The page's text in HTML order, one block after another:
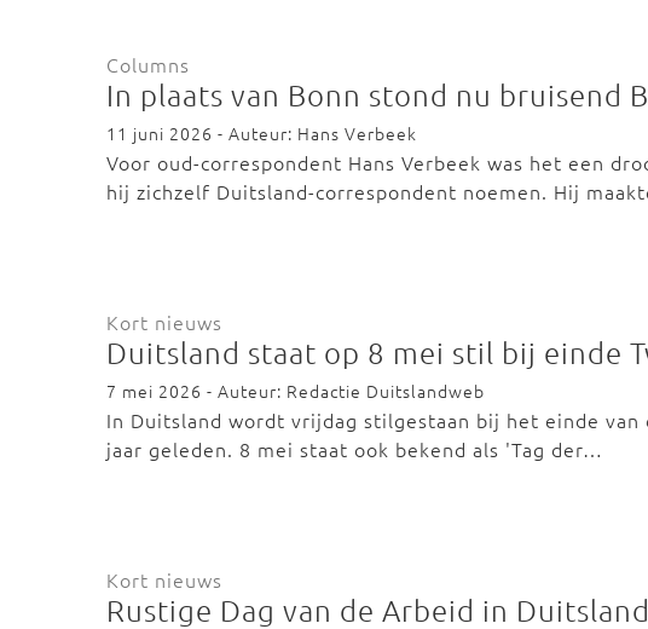
Columns
In plaats van Bonn stond nu bruisend
11 juni 2026 - Auteur: Hans Verbeek
Voor oud-correspondent Hans Verbeek was het een
hij zichzelf Duitsland-correspondent noemen. Hij
Kort nieuws
Duitsland staat op 8 mei stil bij einde
7 mei 2026 - Auteur: Redactie Duitslandweb
In Duitsland wordt vrijdag stilgestaan bij het einde van
jaar geleden. 8 mei staat ook bekend als 'Tag der…
Kort nieuws
Rustige Dag van de Arbeid in